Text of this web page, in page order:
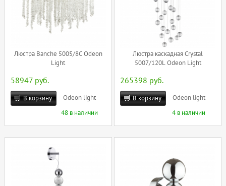
Люстра Banche 5005/8C Odeon
Light
58947 руб.
В корзину
Odeon light
48 в наличии
Люстра каскадная Crystal
5007/120L Odeon Light
265398 руб.
В корзину
Odeon light
4 в наличии